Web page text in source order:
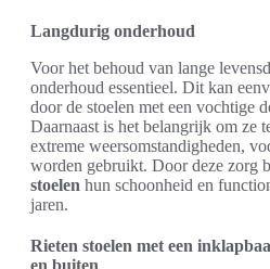
Langdurig onderhoud
Voor het behoud van lange
onderhoud essentieel. Dit kan
door de stoelen met een vochtige
Daarnaast is het belangrijk om ze
extreme weersomstandigheden,
worden gebruikt. Door deze zorg
stoelen hun schoonheid en
jaren.
Rieten stoelen met een
en buiten